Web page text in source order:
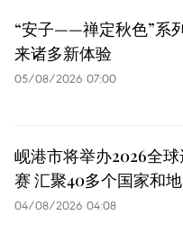
“安子——禅定秋色”系
来诸多新体验
05/08/2026 07:00
岘港市将举办2026全
赛 汇聚40多个国家和
04/08/2026 04:08